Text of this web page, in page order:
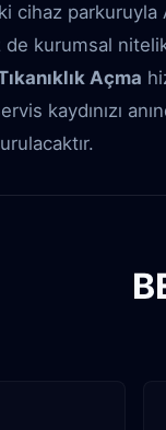
cihaz parkuruyla
kurumsal
Açma
kaydınızı